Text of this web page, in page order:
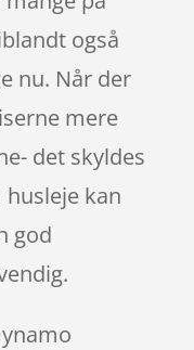
også
nu. Når der
mere
det skyldes
husleje kan
god